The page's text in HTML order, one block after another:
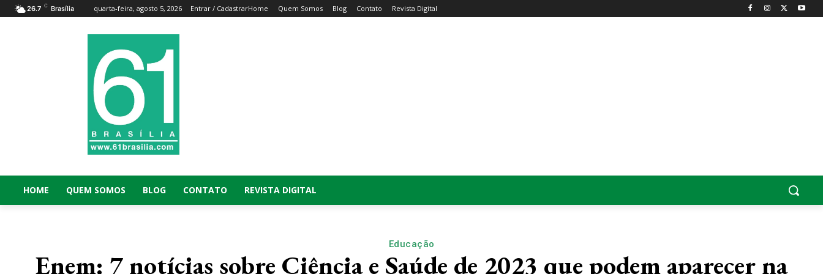
26.7 C Brasília quarta-feira, agosto 5, 2026 Entrar / CadastrarHome Quem Somos Blog Contato Revista Digital
HOME QUEM SOMOS BLOG CONTATO REVISTA DIGITAL
Educação
Enem: 7 notícias sobre Ciência e Saúde de 2023 que podem aparecer na